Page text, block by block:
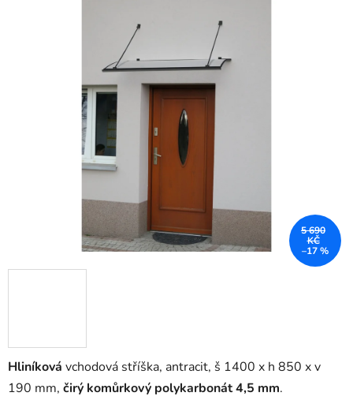
Hliníková vchodová stříška, antracit, š 1400 x h 850 x v
190 mm, čirý komůrkový polykarbonát 4,5 mm.
5 690
KČ
–17 %